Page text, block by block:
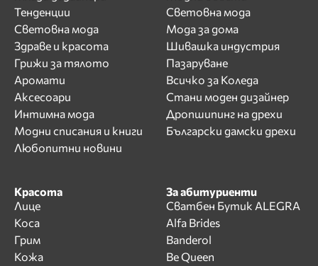
Тенденции
Световна мода
Здраве и красота
Грижи за тялото
Аромати
Аксесоари
Интимна мода
Модни списания и книги
Любопитни новини
Световна мода
Мода за дома
Шивашка индустрия
Пазаруване
Всичко за Коледа
Стани моден дизайнер
Дропшипинг на дрехи
Български дамски дрехи
Красота
Лице
Коса
Грим
Кожа
За абитуриенти
Сватбен Бутик ALEGRA
Alfa Brides
Banderol
Be Queen